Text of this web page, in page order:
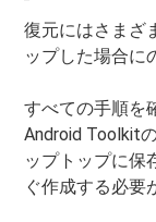
復元にはさまざ
ップした場合に
すべての手順を
Android Toolkit
ップトップに保
ぐ作成する必要